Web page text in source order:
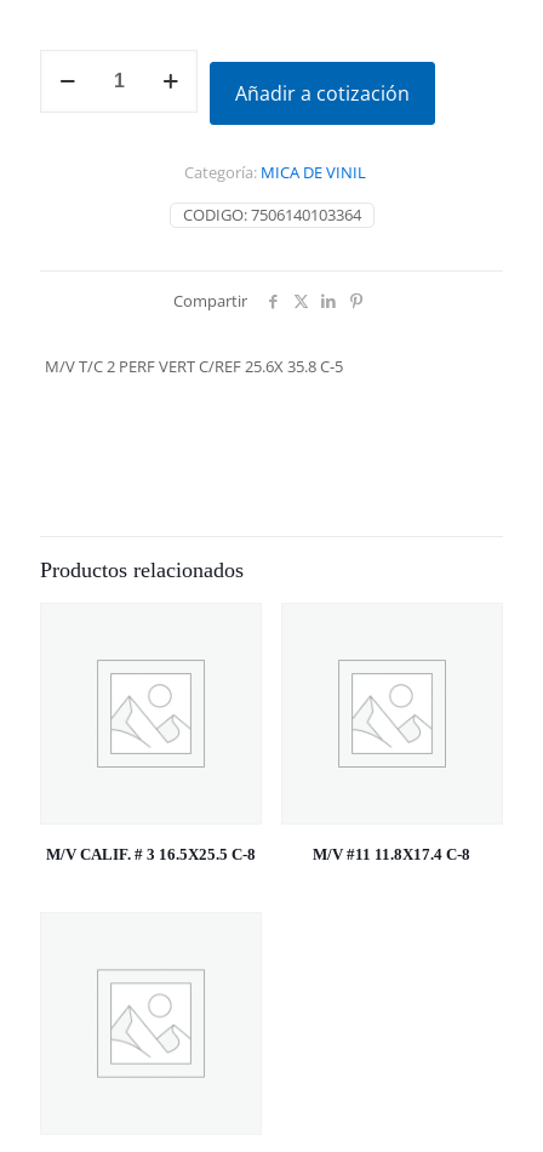
T/C
Añadir a cotización
CODIGO:7506140103364
Categoría: MICA DE VINIL
Compartir
M/V T/C 2 PERF VERT C/REF 25.6X 35.8 C-5
Productos relacionados
M/V CALIF. # 3 16.5X25.5 C-8 M/V #11 11.8X17.4 C-8